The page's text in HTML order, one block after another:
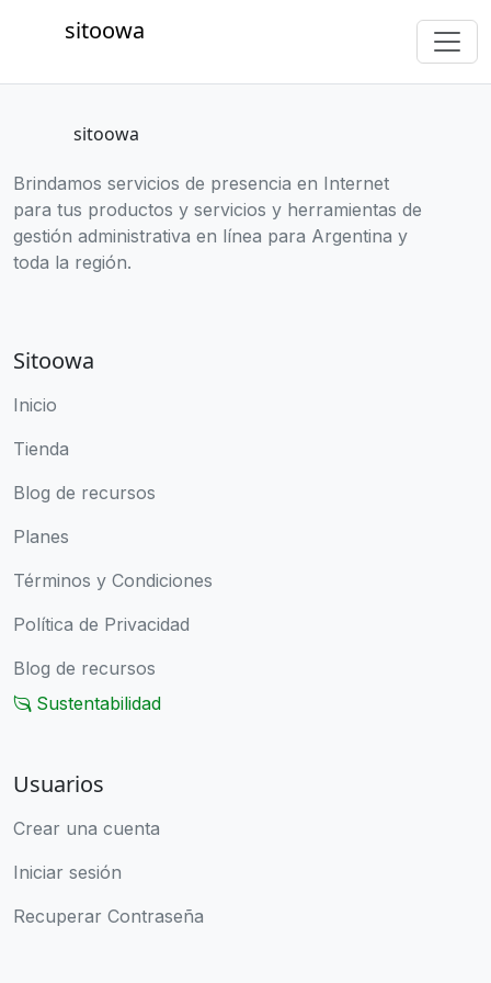
sitoowa
sitoowa
Brindamos servicios de presencia en Internet
para tus productos y servicios y herramientas de
gestión administrativa en línea para Argentina y
toda la región.
Sitoowa
Inicio
Tienda
Blog de recursos
Planes
Términos y Condiciones
Política de Privacidad
Blog de recursos
Sustentabilidad
Usuarios
Crear una cuenta
Iniciar sesión
Recuperar Contraseña